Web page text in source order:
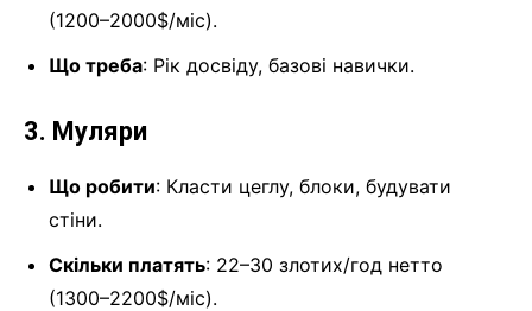
(1200–2000$/міс).
Що треба: Рік досвіду, базові навички.
3. Муляри
Що робити: Класти цеглу, блоки, будувати
стіни.
Скільки платять: 22–30 злотих/год нетто
(1300–2200$/міс).